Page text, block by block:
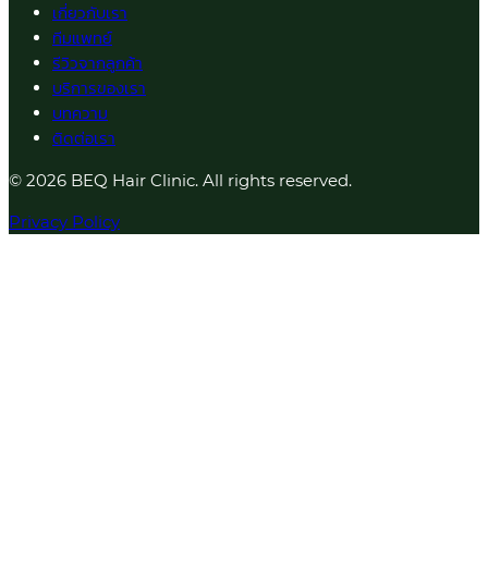
เกี่ยวกับเรา
ทีมแพทย์
รีวิวจากลูกค้า
บริการของเรา
บทความ
ติดต่อเรา
© 2026 BEQ Hair Clinic. All rights reserved.
Privacy Policy